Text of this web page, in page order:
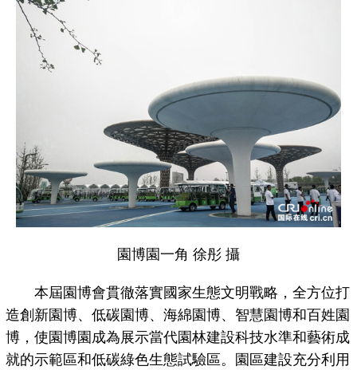
園博園一角 徐彤 攝
本屆園博會貫徹落實國家生態文明戰略，全方位打
造創新園博、低碳園博、海綿園博、智慧園博和百姓園
博，使園博園成為展示當代園林建設科技水準和藝術成
就的示範區和低碳綠色生態試驗區。園區建設充分利用